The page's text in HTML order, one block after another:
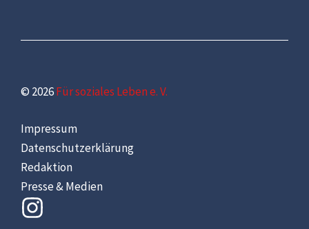
© 2026Für soziales Leben e. V.
Impressum
Datenschutzerklärung
Redaktion
Presse & Medien